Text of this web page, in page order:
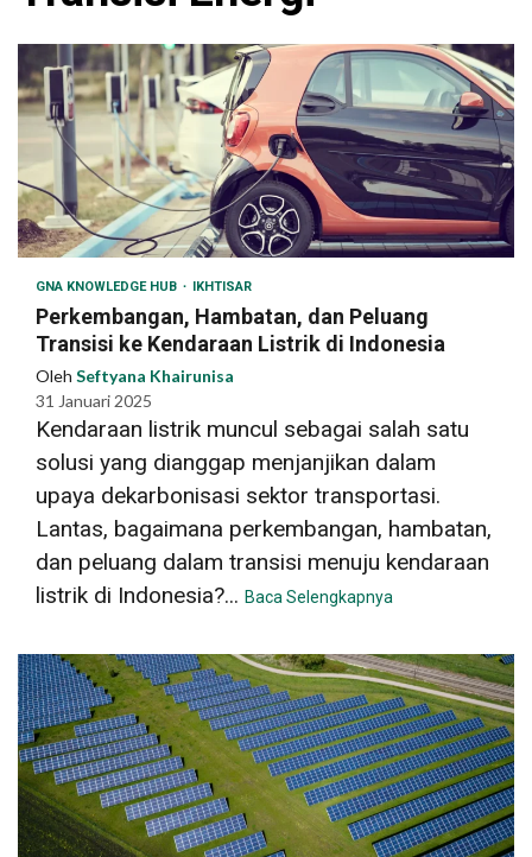
GNA KNOWLEDGE HUB IKHTISAR
Perkembangan, Hambatan, dan Peluang
Transisi ke Kendaraan Listrik di Indonesia
Oleh Seftyana Khairunisa
31 Januari 2025
Kendaraan listrik muncul sebagai salah satu
solusi yang dianggap menjanjikan dalam
upaya dekarbonisasi sektor transportasi.
Lantas, bagaimana perkembangan, hambatan,
dan peluang dalam transisi menuju kendaraan
listrik di Indonesia?... Baca Selengkapnya